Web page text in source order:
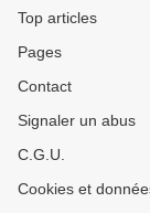
Top articles
Pages
Contact
Signaler un abus
C.G.U.
Cookies et